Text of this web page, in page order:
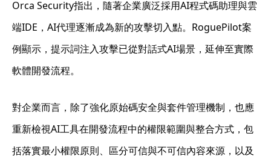
Orca Security指出，隨著企業廣泛採用AI程式碼助理與雲
端IDE，AI代理逐漸成為新的攻擊切入點。RoguePilot案
例顯示，提示詞注入攻擊已從對話式AI場景，延伸至實際
軟體開發流程。
對企業而言，除了強化原始碼安全與套件管理機制，也應
重新檢視AI工具在開發流程中的權限範圍與整合方式，包
括落實最小權限原則、區分可信與不可信內容來源，以及